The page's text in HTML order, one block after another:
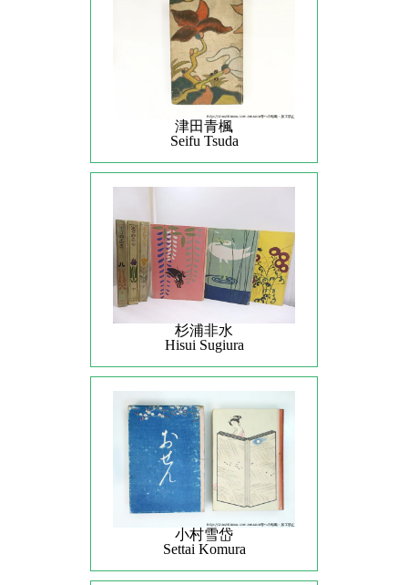
津田青楓
Seifu Tsuda
杉浦非水
Hisui Sugiura
小村雪岱
Settai Komura